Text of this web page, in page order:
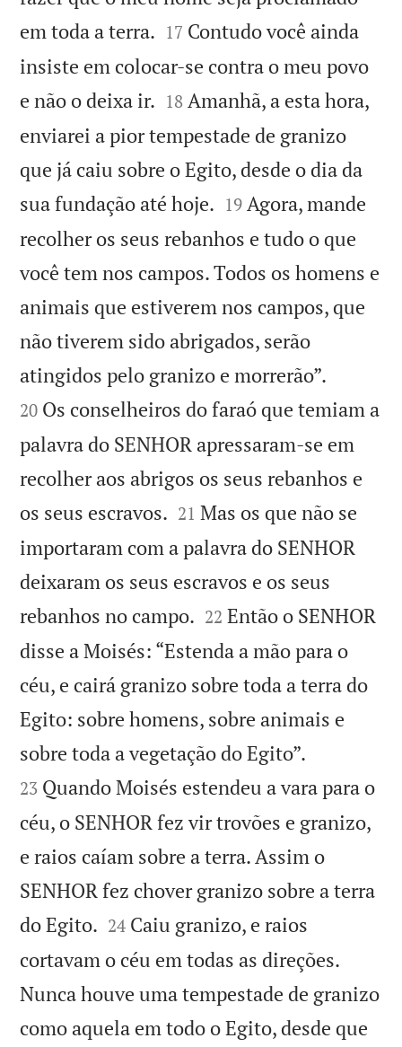
em toda a terra. 

17 Contudo você ainda
insiste em colocar-se contra o meu povo
e não o deixa ir. 

18 Amanhã, a esta hora,
enviarei a pior tempestade de granizo
que já caiu sobre o Egito, desde o dia da
sua fundação até hoje. 

19 Agora, mande
recolher os seus rebanhos e tudo o que
você tem nos campos. Todos os homens e
animais que estiverem nos campos, que
não tiverem sido abrigados, serão
atingidos pelo granizo e morrerão”.
20 Os conselheiros do faraó que temiam a
palavra do SENHOR apressaram-se em
recolher aos abrigos os seus rebanhos e
os seus escravos. 

21 Mas os que não se
importaram com a palavra do SENHOR
deixaram os seus escravos e os seus
rebanhos no campo. 

22 Então o SENHOR
disse a Moisés: “Estenda a mão para o
céu, e cairá granizo sobre toda a terra do
Egito: sobre homens, sobre animais e
sobre toda a vegetação do Egito”.
23 Quando Moisés estendeu a vara para o
céu, o SENHOR fez vir trovões e granizo,
e raios caíam sobre a terra. Assim o
SENHOR fez chover granizo sobre a terra
do Egito. 

24 Caiu granizo, e raios
cortavam o céu em todas as direções.
Nunca houve uma tempestade de granizo
como aquela em todo o Egito, desde que